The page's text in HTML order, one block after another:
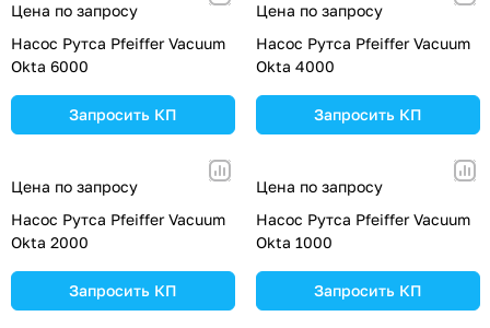
Цена по запросу
Насос Рутса Pfeiffer Vacuum
Okta 6000
Запросить КП
Цена по запросу
Насос Рутса Pfeiffer Vacuum
Okta 4000
Запросить КП
Цена по запросу
Насос Рутса Pfeiffer Vacuum
Okta 2000
Запросить КП
Цена по запросу
Насос Рутса Pfeiffer Vacuum
Okta 1000
Запросить КП